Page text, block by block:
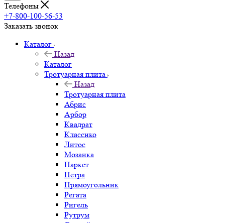
Телефоны
+7-800-100-56-53
Заказать звонок
Каталог
Назад
Каталог
Тротуарная плита
Назад
Тротуарная плита
Абрис
Арбор
Квадрат
Классико
Литос
Мозаика
Паркет
Петра
Прямоугольник
Регата
Ригель
Рутрум